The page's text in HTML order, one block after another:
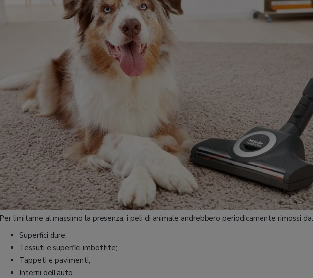
Per limitarne al massimo la presenza, i peli di animale andrebbero periodicamente rimossi da:
Superfici dure;
Tessuti e superfici imbottite;
Tappeti e pavimenti;
Interni dell’auto.